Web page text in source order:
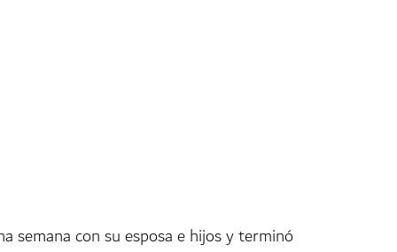
semana con su esposa e hijos y terminó